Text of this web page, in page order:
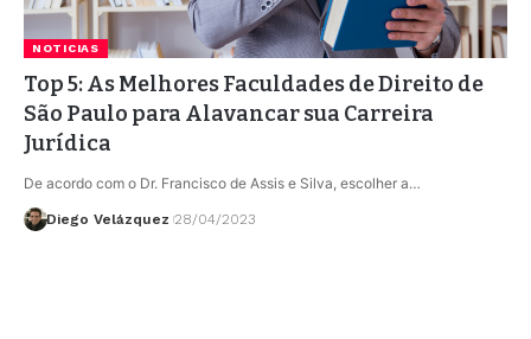
NOTICIAS
Top 5: As Melhores Faculdades de Direito de
São Paulo para Alavancar sua Carreira
Jurídica
De acordo com o Dr. Francisco de Assis e Silva, escolher a…
Diego Velázquez 28/04/2023